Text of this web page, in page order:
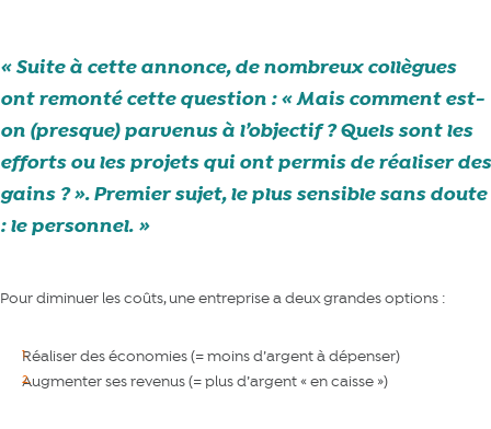
Suite à cette annonce, de nombreux collègues
ont remonté cette question : « Mais comment est-
on (presque) parvenus à l’objectif ? Quels sont les
efforts ou les projets qui ont permis de réaliser des
gains ? ». Premier sujet, le plus sensible sans doute
: le personnel.
Pour diminuer les coûts, une entreprise a deux grandes options :
Réaliser des économies (= moins d’argent à dépenser)
Augmenter ses revenus (= plus d’argent « en caisse »)